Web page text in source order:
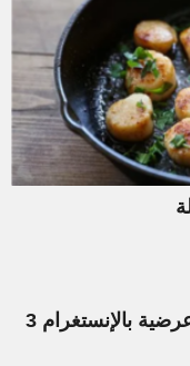
كيفية عمل صورة عرضية بالإنستغرام 3